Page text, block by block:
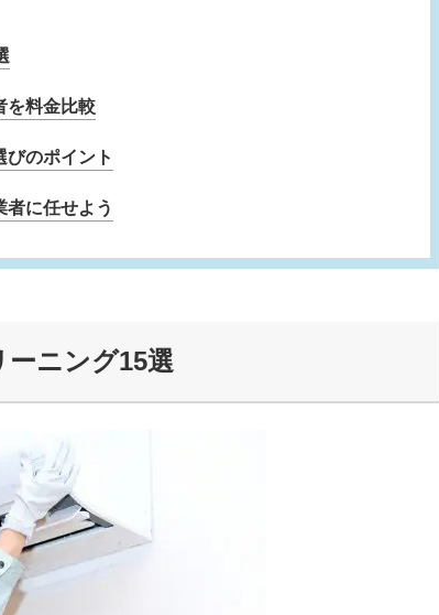
を料金比較
びのポイント
に任せよう
ニング15選